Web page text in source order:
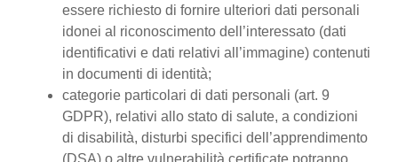
essere richiesto di fornire ulteriori dati personali
idonei al riconoscimento dell’interessato (dati
identificativi e dati relativi all’immagine) contenuti
in documenti di identità;
categorie particolari di dati personali (art. 9
GDPR), relativi allo stato di salute, a condizioni
di disabilità, disturbi specifici dell’apprendimento
(DSA) o altre vulnerabilità certificate potranno